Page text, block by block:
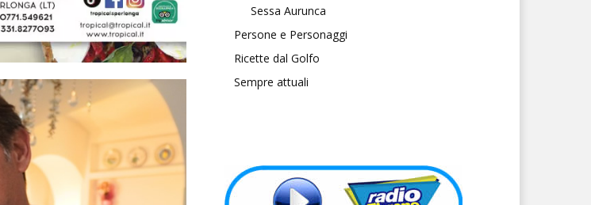
Sessa Aurunca
Persone e Personaggi
Ricette dal Golfo
Sempre attuali